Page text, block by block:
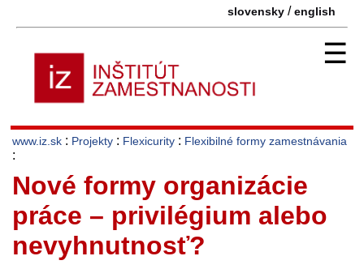
slovensky /english
☰
www.iz.sk : Projekty : Flexicurity : Flexibilné formy zamestnávania
:
Nové formy organizácie
práce – privilégium alebo
nevyhnutnosť?